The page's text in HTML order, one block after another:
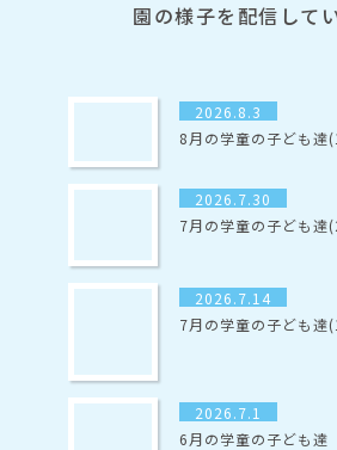
園の様子を配信してい
2026.8.3
8月の学童の子ども達
2026.7.30
7月の学童の子ども達
2026.7.14
7月の学童の子ども達
2026.7.1
6月の学童の子ども達